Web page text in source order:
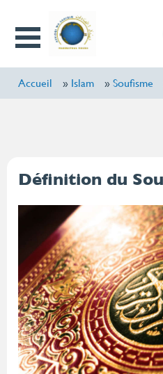
contenu
Open
Menu
Accueil Islam Soufisme
Définition du